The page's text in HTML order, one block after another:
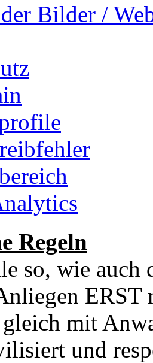
Bilder /
Regeln
so, wie auch
ERST
mit
und